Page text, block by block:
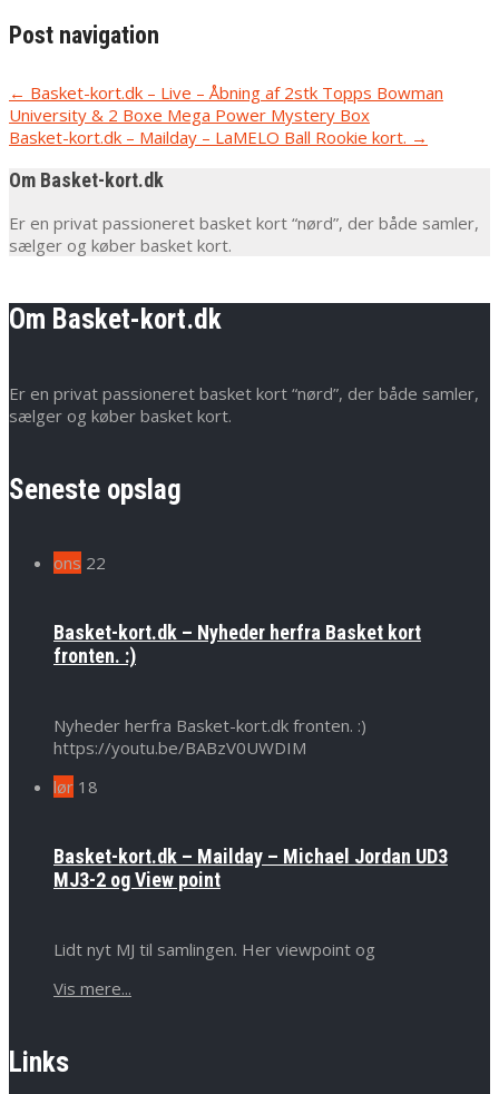
Post navigation
← Basket-kort.dk – Live – Åbning af 2stk Topps Bowman
University & 2 Boxe Mega Power Mystery Box
Basket-kort.dk – Mailday – LaMELO Ball Rookie kort. →
Om Basket-kort.dk
Er en privat passioneret basket kort “nørd”, der både samler,
sælger og køber basket kort.
Om Basket-kort.dk
Er en privat passioneret basket kort “nørd”, der både samler,
sælger og køber basket kort.
Seneste opslag
ons 22
Basket-kort.dk – Nyheder herfra Basket kort
fronten. :)
Nyheder herfra Basket-kort.dk fronten. :)
https://youtu.be/BABzV0UWDIM
lør 18
Basket-kort.dk – Mailday – Michael Jordan UD3
MJ3-2 og View point
Lidt nyt MJ til samlingen. Her viewpoint og
Vis mere...
Links